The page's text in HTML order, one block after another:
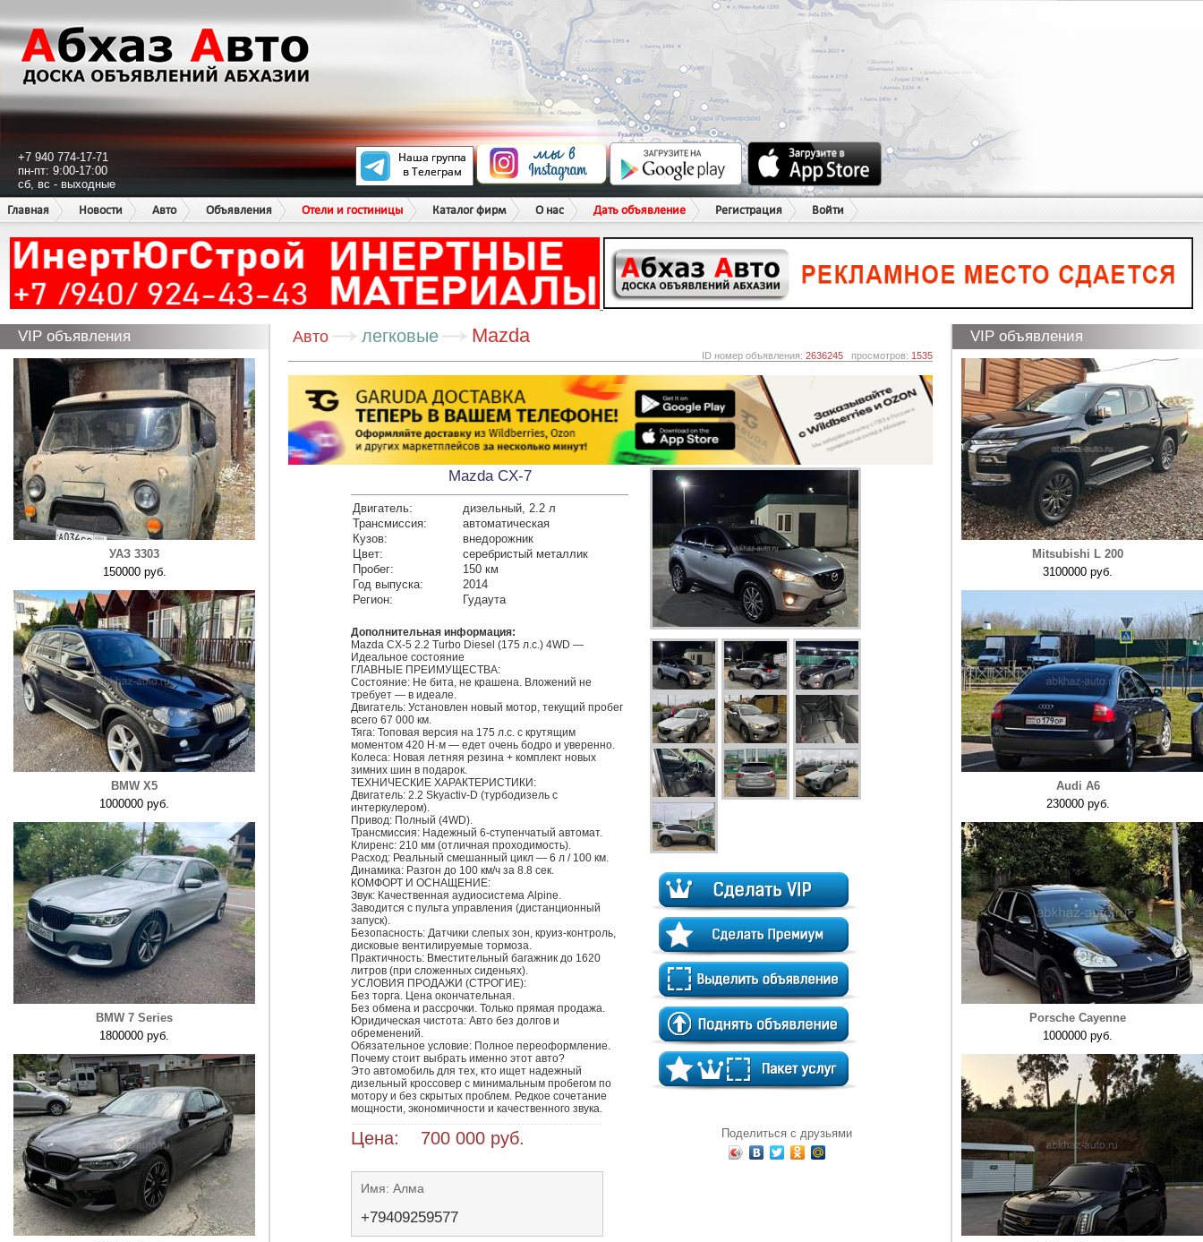
+7 940 774-17-71
пн-пт: 9:00-17:00
сб, вс - выходные
Главная
Новости Авто Объявления Отели и гостиницы Каталог фирм О нас Дать объявление Регистрация Войти
VIP объявления
УАЗ 3303
150000 руб.
BMW X5
1000000 руб.
BMW 7 Series
1800000 руб.
Авто легковые Mazda
ID номер объявления: 2636245 просмотров: 1535
Mazda CX-7
Двигатель:
дизельный, 2.2 л
Трансмиссия:
автоматическая
Кузов:
внедорожник
Цвет:
серебристый металлик
Пробег:
150 км
Год выпуска:
2014
Регион:
Гудаута
Дополнительная информация:
Mazda CX-5 2.2 Turbo Diesel (175 л.с.) 4WD —
Идеальное состояние
ГЛАВНЫЕ ПРЕИМУЩЕСТВА:
Состояние: Не бита, не крашена. Вложений не
требует — в идеале.
Двигатель: Установлен новый мотор, текущий пробег
всего 67 000 км.
Тяга: Топовая версия на 175 л.с. с крутящим
моментом 420 Н·м — едет очень бодро и уверенно.
Колеса: Новая летняя резина + комплект новых
зимних шин в подарок.
ТЕХНИЧЕСКИЕ ХАРАКТЕРИСТИКИ:
Двигатель: 2.2 Skyactiv-D (турбодизель с
интеркулером).
Привод: Полный (4WD).
Трансмиссия: Надежный 6-ступенчатый автомат.
Клиренс: 210 мм (отличная проходимость).
Расход: Реальный смешанный цикл — 6 л / 100 км.
Динамика: Разгон до 100 км/ч за 8.8 сек.
КОМФОРТ И ОСНАЩЕНИЕ:
Звук: Качественная аудиосистема Alpine.
Заводится с пульта управления (дистанционный
запуск).
Безопасность: Датчики слепых зон, круиз-контроль,
дисковые вентилируемые тормоза.
Практичность: Вместительный багажник до 1620
литров (при сложенных сиденьях).
УСЛОВИЯ ПРОДАЖИ (СТРОГИЕ):
Без торга. Цена окончательная.
Без обмена и рассрочки. Только прямая продажа.
Юридическая чистота: Авто без долгов и
обременений.
Обязательное условие: Полное переоформление.
Почему стоит выбрать именно этот авто?
Это автомобиль для тех, кто ищет надежный
дизельный кроссовер с минимальным пробегом по
мотору и без скрытых проблем. Редкое сочетание
мощности, экономичности и качественного звука.
Цена: 700 000 руб.
Имя: Алма
+79409259577
Поделиться с друзьями
VIP объявления
Mitsubishi L 200
3100000 руб.
Audi A6
230000 руб.
Porsche Cayenne
1000000 руб.